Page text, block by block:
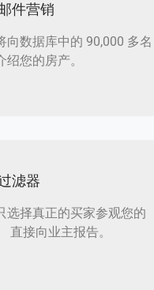
件营销
向数据库中的 90,000 多名
绍您的房产。
滤器
选择真正的买家参观您的
直接向业主报告。